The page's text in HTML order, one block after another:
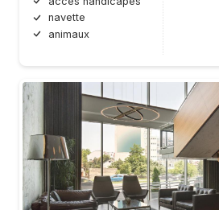
navette
animaux